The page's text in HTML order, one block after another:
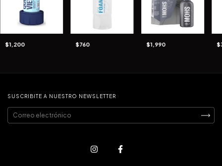
$1,200 $760 $1,990
SUSCRIBITE A NUESTRO NEWSLETTER